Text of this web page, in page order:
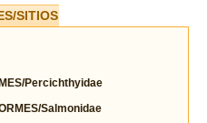
SITIOS
Percichthyidae
Salmonidae